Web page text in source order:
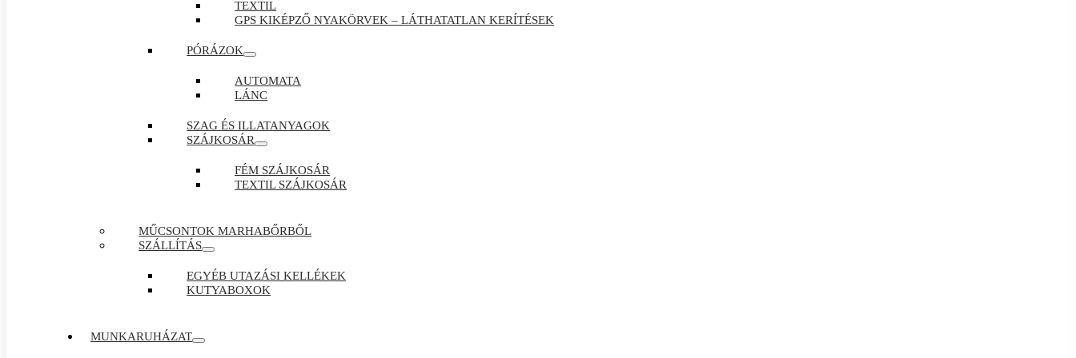
TEXTIL
GPS KIKÉPZŐ NYAKÖRVEK – LÁTHATATLAN KERÍTÉSEK
PÓRÁZOK
AUTOMATA
LÁNC
SZAG ÉS ILLATANYAGOK
SZÁJKOSÁR
FÉM SZÁJKOSÁR
TEXTIL SZÁJKOSÁR
MŰCSONTOK MARHABŐRBŐL
SZÁLLÍTÁS
EGYÉB UTAZÁSI KELLÉKEK
KUTYABOXOK
MUNKARUHÁZAT